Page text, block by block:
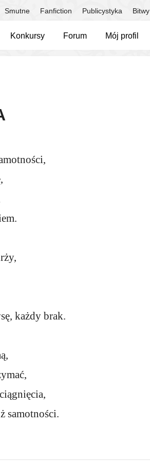
Smutne Fanfiction Publicystyka Bitwy
Konkursy Forum Mój profil
każdy brak.
samotności.